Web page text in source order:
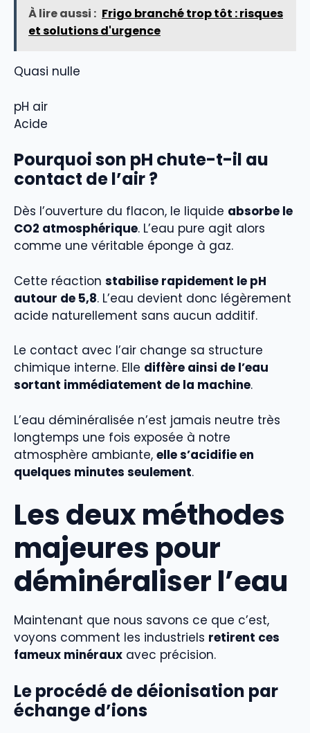
À lire aussi : Frigo branché trop tôt : risques
et solutions d'urgence
Quasi nulle
pH air
Acide
Pourquoi son pH chute-t-il au
contact de l’air ?
Dès l’ouverture du flacon, le liquide absorbe le
CO2 atmosphérique. L’eau pure agit alors
comme une véritable éponge à gaz.
Cette réaction stabilise rapidement le pH
autour de 5,8. L’eau devient donc légèrement
acide naturellement sans aucun additif.
Le contact avec l’air change sa structure
chimique interne. Elle diffère ainsi de l’eau
sortant immédiatement de la machine.
L’eau déminéralisée n’est jamais neutre très
longtemps une fois exposée à notre
atmosphère ambiante, elle s’acidifie en
quelques minutes seulement.
Les deux méthodes
majeures pour
déminéraliser l’eau
Maintenant que nous savons ce que c’est,
voyons comment les industriels retirent ces
fameux minéraux avec précision.
Le procédé de déionisation par
échange d’ions